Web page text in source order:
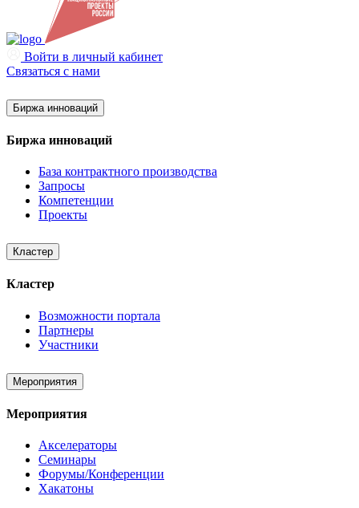
Войти в личный кабинет
Связаться с нами
Биржа инноваций
Биржа инноваций
База контрактного производства
Запросы
Компетенции
Проекты
Кластер
Кластер
Возможности портала
Партнеры
Участники
Мероприятия
Мероприятия
Акселераторы
Семинары
Форумы/Конференции
Хакатоны